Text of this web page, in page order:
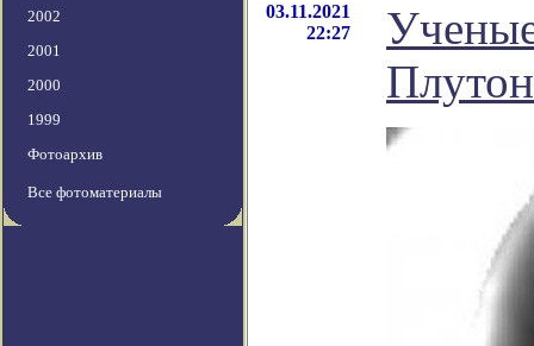
2002
2001
2000
1999
Фотоархив
Все фотоматериалы
03.11.2021
22:27